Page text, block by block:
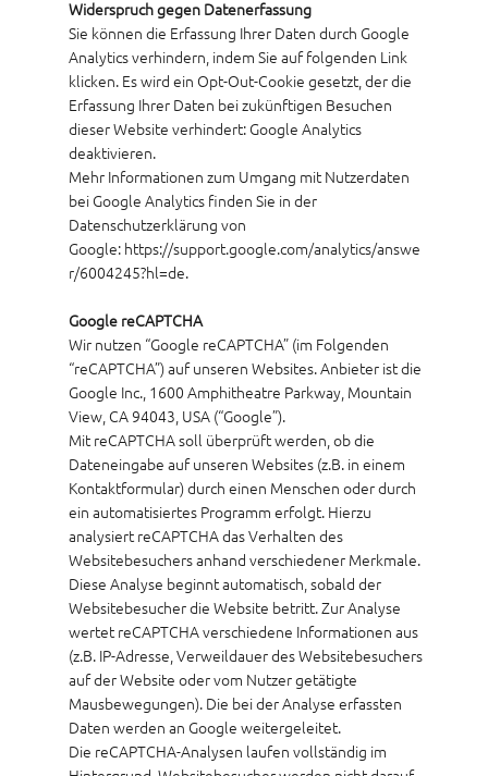
Widerspruch gegen Datenerfassung
Sie können die Erfassung Ihrer Daten durch Google
Analytics verhindern, indem Sie auf folgenden Link
klicken. Es wird ein Opt-Out-Cookie gesetzt, der die
Erfassung Ihrer Daten bei zukünftigen Besuchen
dieser Website verhindert: Google Analytics
deaktivieren.
Mehr Informationen zum Umgang mit Nutzerdaten
bei Google Analytics finden Sie in der
Datenschutzerklärung von
Google: https://support.google.com/analytics/answe
r/6004245?hl=de.
Google reCAPTCHA
Wir nutzen “Google reCAPTCHA” (im Folgenden
“reCAPTCHA”) auf unseren Websites. Anbieter ist die
Google Inc., 1600 Amphitheatre Parkway, Mountain
View, CA 94043, USA (“Google”).
Mit reCAPTCHA soll überprüft werden, ob die
Dateneingabe auf unseren Websites (z.B. in einem
Kontaktformular) durch einen Menschen oder durch
ein automatisiertes Programm erfolgt. Hierzu
analysiert reCAPTCHA das Verhalten des
Websitebesuchers anhand verschiedener Merkmale.
Diese Analyse beginnt automatisch, sobald der
Websitebesucher die Website betritt. Zur Analyse
wertet reCAPTCHA verschiedene Informationen aus
(z.B. IP-Adresse, Verweildauer des Websitebesuchers
auf der Website oder vom Nutzer getätigte
Mausbewegungen). Die bei der Analyse erfassten
Daten werden an Google weitergeleitet.
Die reCAPTCHA-Analysen laufen vollständig im